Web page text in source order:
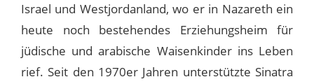
Israel und Westjordanland, wo er in Nazareth ein
heute noch bestehendes Erziehungsheim für
jüdische und arabische Waisenkinder ins Leben
rief. Seit den 1970er Jahren unterstützte Sinatra